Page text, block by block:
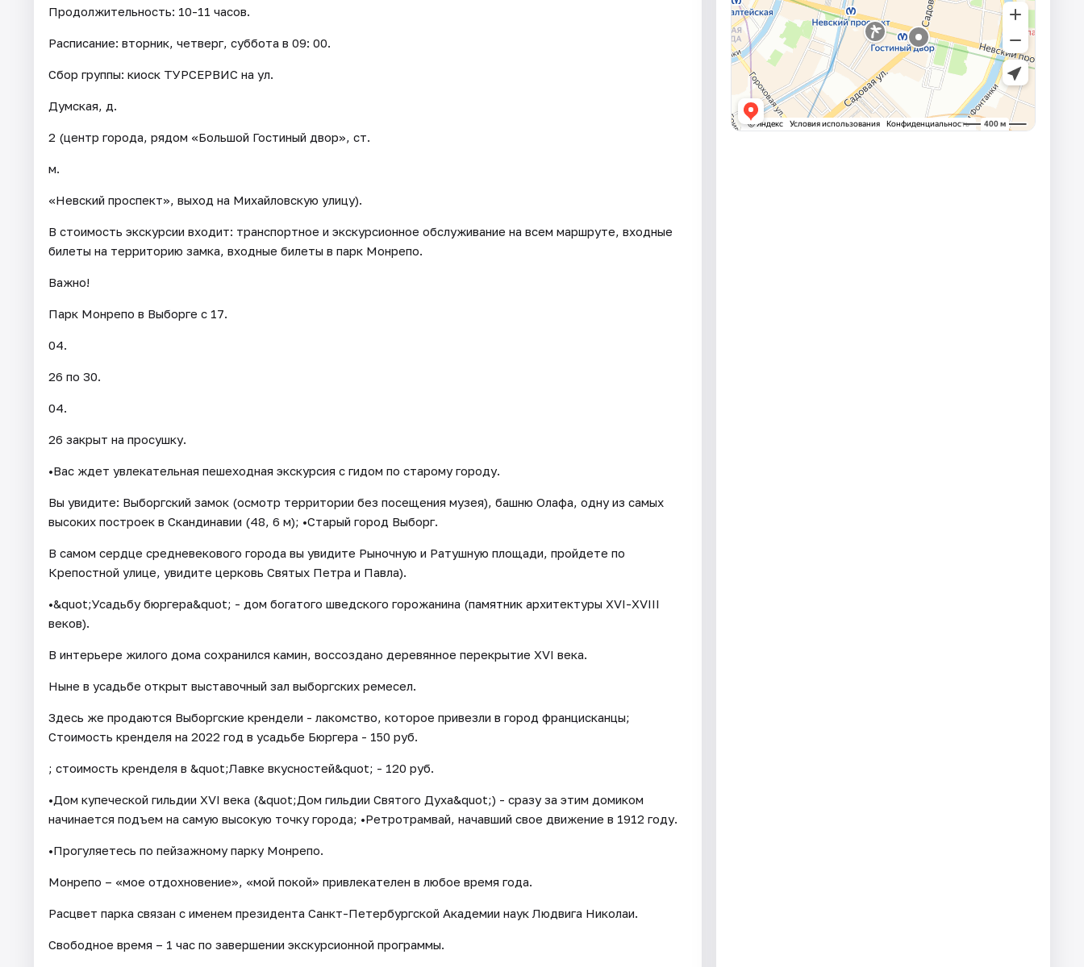
Продолжительность: 10-11 часов.
Расписание: вторник, четверг, суббота в 09: 00.
Сбор группы: киоск ТУРСЕРВИС на ул.
Думская, д.
2 (центр города, рядом «Большой Гостиный двор», ст.
м.
«Невский проспект», выход на Михайловскую улицу).
В стоимость экскурсии входит: транспортное и экскурсионное обслуживание на всем маршруте, входные
билеты на территорию замка, входные билеты в парк Монрепо.
Важно!
Парк Монрепо в Выборге с 17.
04.
26 по 30.
04.
26 закрыт на просушку.
•Вас ждет увлекательная пешеходная экскурсия с гидом по старому городу.
Вы увидите: Выборгский замок (осмотр территории без посещения музея), башню Олафа, одну из самых
высоких построек в Скандинавии (48, 6 м); •Старый город Выборг.
В самом сердце средневекового города вы увидите Рыночную и Ратушную площади, пройдете по
Крепостной улице, увидите церковь Святых Петра и Павла).
•&quot;Усадьбу бюргера&quot; - дом богатого шведского горожанина (памятник архитектуры XVI-XVIII
веков).
В интерьере жилого дома сохранился камин, воссоздано деревянное перекрытие XVI века.
Ныне в усадьбе открыт выставочный зал выборгских ремесел.
Здесь же продаются Выборгские крендели - лакомство, которое привезли в город францисканцы;
Стоимость кренделя на 2022 год в усадьбе Бюргера - 150 руб.
; стоимость кренделя в &quot;Лавке вкусностей&quot; - 120 руб.
•Дом купеческой гильдии XVI века (&quot;Дом гильдии Святого Духа&quot;) - сразу за этим домиком
начинается подъем на самую высокую точку города; •Ретротрамвай, начавший свое движение в 1912 году.
•Прогуляетесь по пейзажному парку Монрепо.
Монрепо – «мое отдохновение», «мой покой» привлекателен в любое время года.
Расцвет парка связан с именем президента Санкт-Петербургской Академии наук Людвига Николаи.
Свободное время – 1 час по завершении экскурсионной программы.